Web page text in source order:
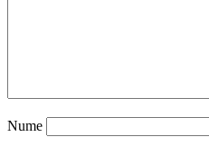
Nume